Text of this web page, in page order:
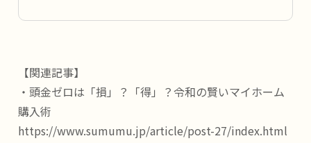
【関連記事】
・頭金ゼロは「損」？「得」？令和の賢いマイホーム
購入術
https://www.sumumu.jp/article/post-27/index.html